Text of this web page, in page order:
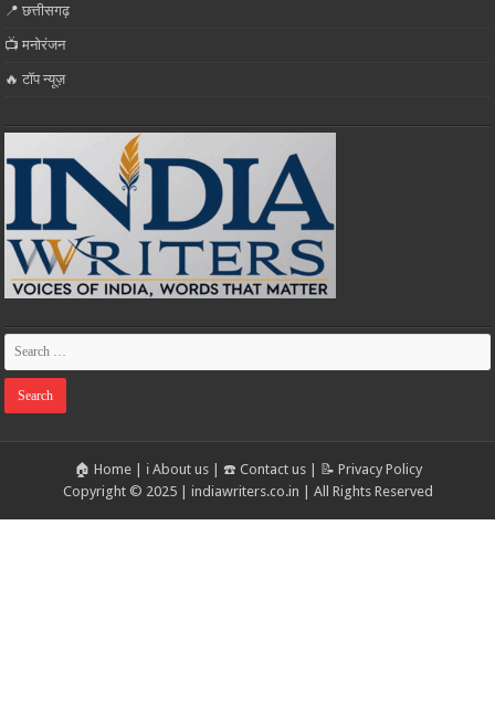
📍 छत्तीसगढ़
📺 मनोरंजन
🔥 टॉप न्यूज़
🏠 Home| ℹ️ About us| ☎️ Contact us| 📝 Privacy Policy
Copyright © 2025 | indiawriters.co.in | All Rights Reserved